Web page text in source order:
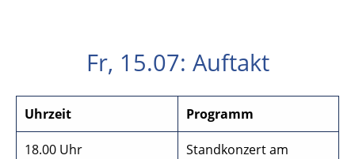
Fr, 15.07: Auftakt
Uhrzeit Programm
18.00 Uhr
Standkonzert am